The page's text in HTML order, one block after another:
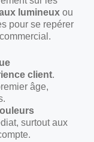
lumineux ou
pour se repérer
client.
âge,
surtout aux